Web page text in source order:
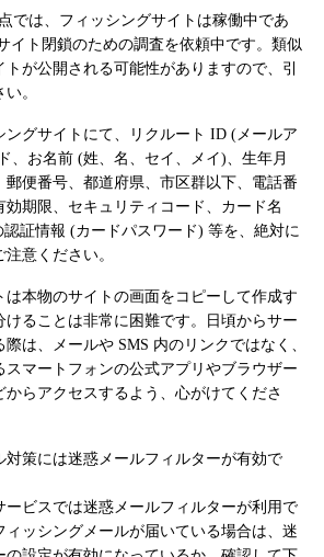
では、フィッシングサイトは稼働中であ
イト閉鎖のための調査を依頼中です。類似
が公開される可能性がありますので、引
。
ングサイトにて、リクルート ID (メールア
、お名前 (姓、名、セイ、メイ)、生年月
郵便番号、都道府県、市区群以下、電話番
効期限、セキュリティコード、カード名
証情報 (カードパスワード) 等を、絶対に
意ください。
は本物のサイトの画面をコピーして作成す
けることは非常に困難です。日頃からサー
は、メールや SMS 内のリンクではなく、
スマートフォンの公式アプリやブラウザー
からアクセスするよう、心がけてくださ
対策には迷惑メールフィルターが有効で
ービスでは迷惑メールフィルターが利用で
ィッシングメールが届いている場合は、迷